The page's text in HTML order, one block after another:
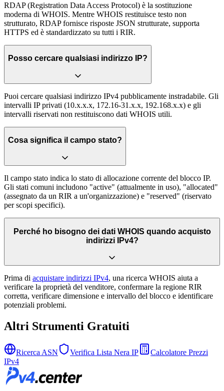
RDAP (Registration Data Access Protocol) è la sostituzione
moderna di WHOIS. Mentre WHOIS restituisce testo non
strutturato, RDAP fornisce risposte JSON strutturate, supporta
HTTPS ed è standardizzato su tutti i RIR.
Posso cercare qualsiasi indirizzo IP?
Puoi cercare qualsiasi indirizzo IPv4 pubblicamente instradabile. Gli
intervalli IP privati (10.x.x.x, 172.16-31.x.x, 192.168.x.x) e gli
intervalli riservati non restituiscono dati WHOIS utili.
Cosa significa il campo stato?
Il campo stato indica lo stato di allocazione corrente del blocco IP.
Gli stati comuni includono "active" (attualmente in uso), "allocated"
(assegnato da un RIR a un'organizzazione) e "reserved" (riservato
per scopi specifici).
Perché ho bisogno dei dati WHOIS quando acquisto
indirizzi IPv4?
Prima di acquistare indirizzi IPv4, una ricerca WHOIS aiuta a
verificare la proprietà del venditore, confermare la regione RIR
corretta, verificare dimensione e intervallo del blocco e identificare
potenziali problemi.
Altri Strumenti Gratuiti
Ricerca ASN Verifica Lista Nera IP
Calcolatore Prezzi
IPv4